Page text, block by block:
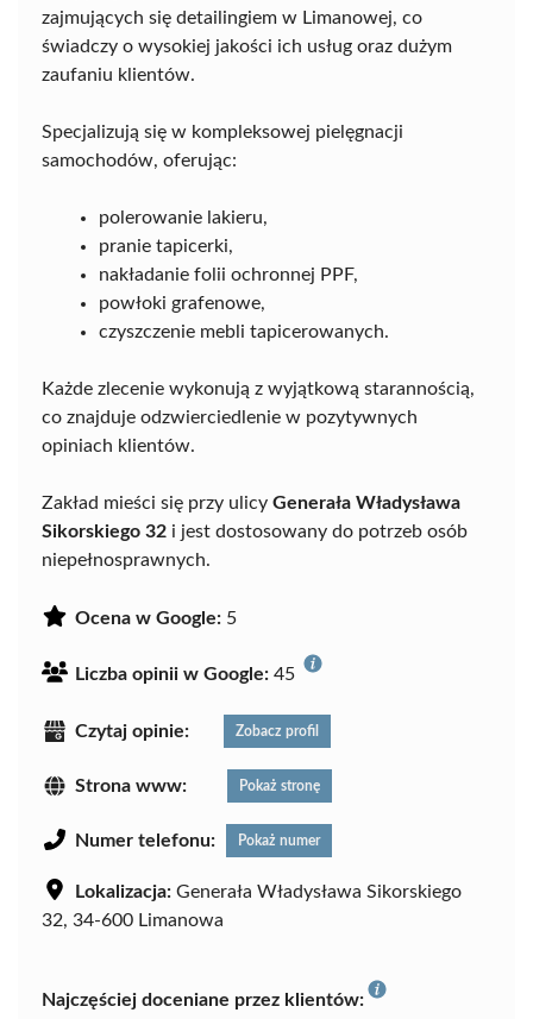
zajmujących się detailingiem w Limanowej, co
świadczy o wysokiej jakości ich usług oraz dużym
zaufaniu klientów.
Specjalizują się w kompleksowej pielęgnacji
samochodów, oferując:
polerowanie lakieru,
pranie tapicerki,
nakładanie folii ochronnej PPF,
powłoki grafenowe,
czyszczenie mebli tapicerowanych.
Każde zlecenie wykonują z wyjątkową starannością,
co znajduje odzwierciedlenie w pozytywnych
opiniach klientów.
Zakład mieści się przy ulicy Generała Władysława
Sikorskiego 32 i jest dostosowany do potrzeb osób
niepełnosprawnych.
Ocena w Google: 5
Liczba opinii w Google: 45
Czytaj opinie: Zobacz profil
Strona www: Pokaż stronę
Numer telefonu: Pokaż numer
Lokalizacja: Generała Władysława Sikorskiego
32, 34-600 Limanowa
Najczęściej doceniane przez klientów: